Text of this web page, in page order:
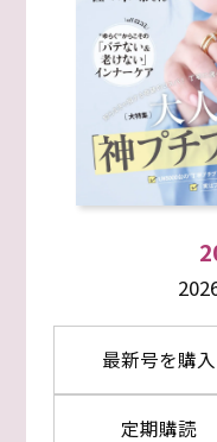
最新号を購入
定期購読